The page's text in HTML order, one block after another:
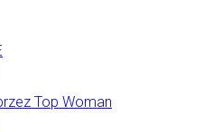
Top Woman